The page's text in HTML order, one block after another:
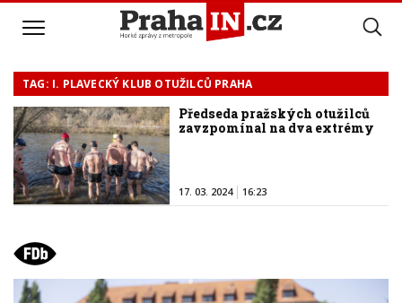
TAG: I. PLAVECKÝ KLUB OTUŽILCŮ PRAHA
Předseda pražských otužilců
zavzpomínal na dva extrémy
17. 03. 2024 16:23